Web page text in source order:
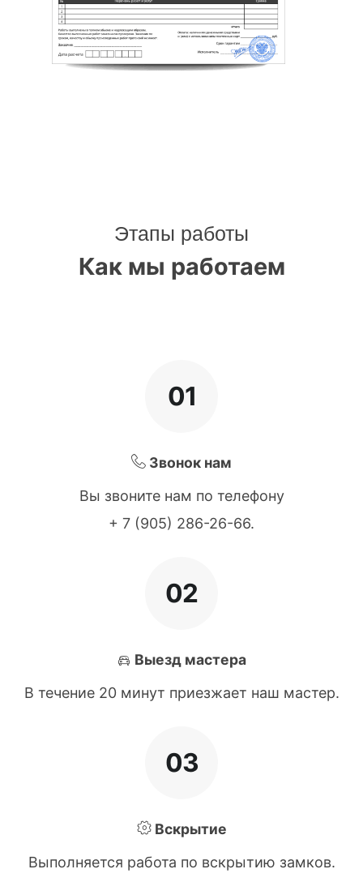
Этапы работы
Как мы работаем
01
Звонок нам
Вы звоните нам по телефону
+ 7 (905) 286-26-66.
02
Выезд мастера
В течение 20 минут приезжает наш мастер.
03
Вскрытие
Выполняется работа по вскрытию замков.